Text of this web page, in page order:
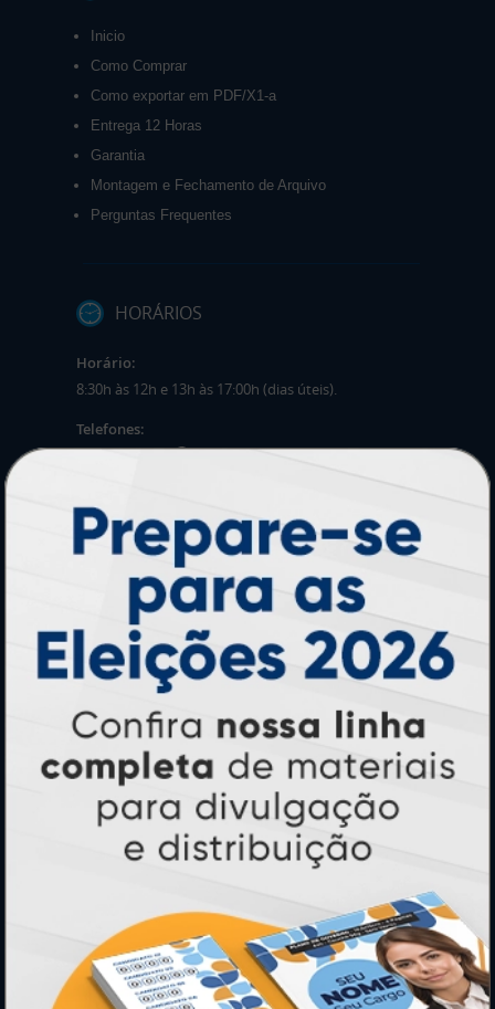
Inicio
Como Comprar
Como exportar em PDF/X1-a
Entrega 12 Horas
Garantia
Montagem e Fechamento de Arquivo
Perguntas Frequentes
HORÁRIOS
Horário:
8:30h às 12h e 13h às 17:00h (dias úteis).
Telefones:
Mensagens:
Horário: 8:30h às 12h e 13h às 17:00h (dias
PRODUTOS
Adesivos
Pastas
Ímãs
Cartão de Visita
Banners e Lonas
Calendários 2027